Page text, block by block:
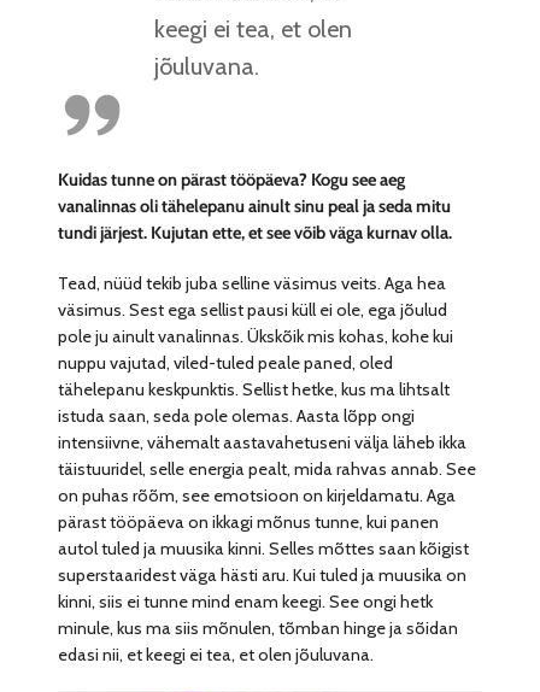
keegi ei tea, et olen
jõuluvana.
Kuidas tunne on pärast tööpäeva? Kogu see aeg
vanalinnas oli tähelepanu ainult sinu peal ja seda mitu
tundi järjest. Kujutan ette, et see võib väga kurnav olla.
Tead, nüüd tekib juba selline väsimus veits. Aga hea
väsimus. Sest ega sellist pausi küll ei ole, ega jõulud
pole ju ainult vanalinnas. Ükskõik mis kohas, kohe kui
nuppu vajutad, viled-tuled peale paned, oled
tähelepanu keskpunktis. Sellist hetke, kus ma lihtsalt
istuda saan, seda pole olemas. Aasta lõpp ongi
intensiivne, vähemalt aastavahetuseni välja läheb ikka
täistuuridel, selle energia pealt, mida rahvas annab. See
on puhas rõõm, see emotsioon on kirjeldamatu. Aga
pärast tööpäeva on ikkagi mõnus tunne, kui panen
autol tuled ja muusika kinni. Selles mõttes saan kõigist
superstaaridest väga hästi aru. Kui tuled ja muusika on
kinni, siis ei tunne mind enam keegi. See ongi hetk
minule, kus ma siis mõnulen, tõmban hinge ja sõidan
edasi nii, et keegi ei tea, et olen jõuluvana.